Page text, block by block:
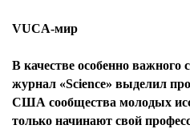
VUCA-мир
В качестве особенно важного
журнал «Science» выделил
США сообщества молодых
только начинают свой